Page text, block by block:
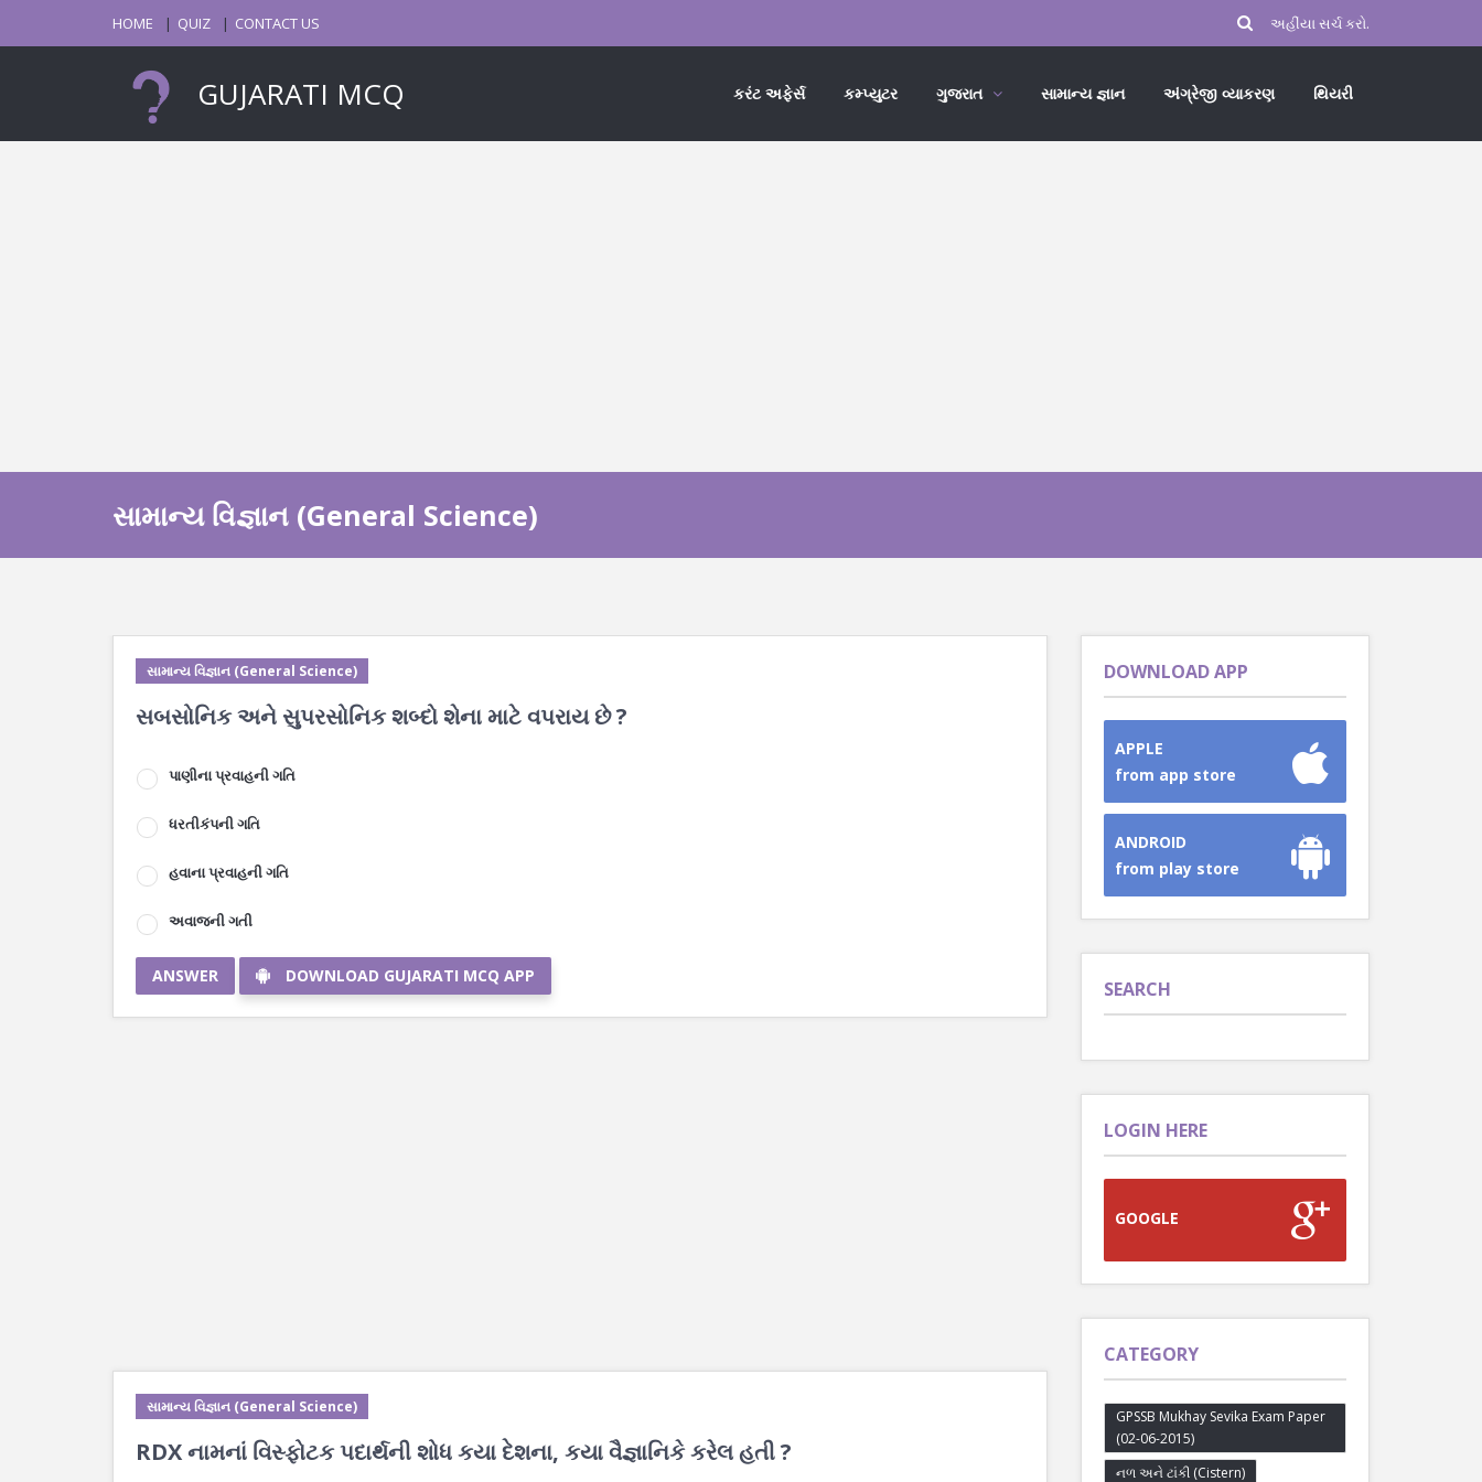
HOME QUIZ CONTACT US
GUJARATI MCQ કરંટ અફેર્સ કમ્પ્યુટર ગુજરાત સામાન્ય જ્ઞાન અંગ્રેજી વ્યાકરણ થિયરી
સામાન્ય વિજ્ઞાન (General Science)
સામાન્ય વિજ્ઞાન (General Science)
સબસોનિક અને સુપરસોનિક શબ્દો શેના માટે વપરાય છે ?
પાણીના પ્રવાહની ગતિ
ધરતીકંપની ગતિ
હવાના પ્રવાહની ગતિ
અવાજની ગતી
ANSWER DOWNLOAD GUJARATI MCQ APP
સામાન્ય વિજ્ઞાન (General Science)
RDX નામનાં વિસ્ફોટક પદાર્થની શોધ કયા દેશના, કયા વૈજ્ઞાનિકે કરેલ હતી ?
DOWNLOAD APP
APPLE
from app store
ANDROID
from play store
SEARCH
LOGIN HERE
GOOGLE
CATEGORY
GPSSB Mukhay Sevika Exam Paper
(02-06-2015)
નળ અને ટાંકી (Cistern)